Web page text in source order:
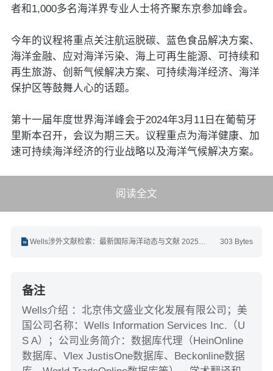
者和1,000多名海洋界专业人士将齐聚东京参加峰会。
今年的议程将重点关注航运脱碳、蓝色食品解决方案、
海洋金融、应对海洋污染、海上可再生能源、可持续和
再生旅游、创新气候解决方案、可持续海洋经济、海洋
保护区等鼓舞人心的话题。
第十一届年度世界海洋峰会于2024年3月11日在葡萄牙
里斯本召开，会议为期三天。议程重点为海洋健康、加
速可持续海洋经济的行业战略以及海洋气候解决方案。
阅读全文
303 Bytes
Wells涉外文献检索：最新国际海洋动态与文献 2025年1月第1期(1.1-1.15).docx
备注
Wells介绍 ：北京伟文盛业文化发展有限公司；美
国公司名称：Wells Information Services Inc.（U
S A）；公司业务简介：数据库代理（HeinOnline
数据库、Vlex JustisOne数据库、Beckonline数据